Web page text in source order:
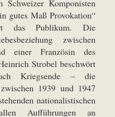
Komponisten
gutes Maß Provokation“
das Publikum. Die
zwischen
einer Französin des
Strobel beschwört
Kriegsende – die
1939 und 1947
nationalistischen
Aufführungen an